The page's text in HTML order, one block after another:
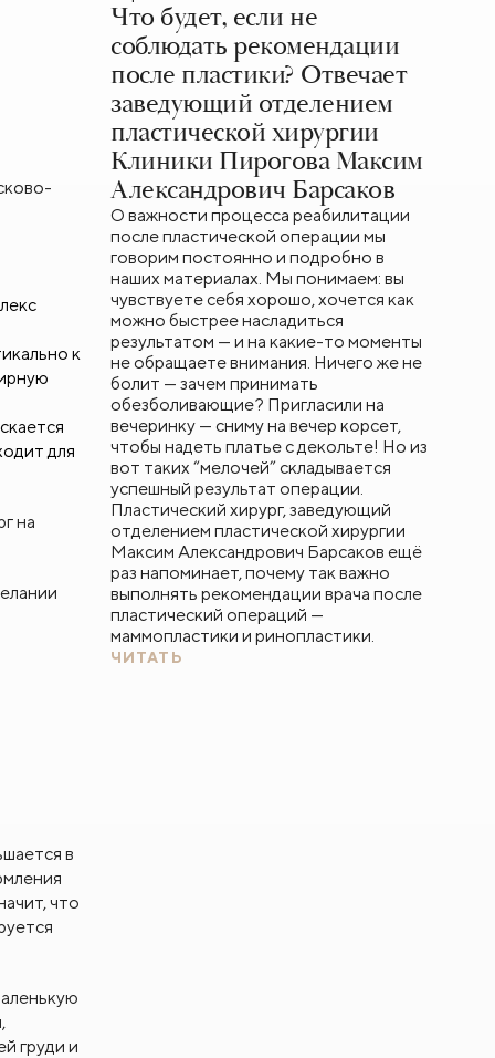
к
для
на
в
что
груди и
Что будет, если не
соблюдать рекомендации
после пластики? Отвечает
заведующий отделением
пластической хирургии
Клиники Пирогова Максим
Александрович Барсаков
О важности процесса реабилитации
после пластической операции мы
говорим постоянно и подробно в
наших материалах. Мы понимаем: вы
чувствуете себя хорошо, хочется как
можно быстрее насладиться
результатом — и на какие-то моменты
не обращаете внимания. Ничего же не
болит — зачем принимать
обезболивающие? Пригласили на
вечеринку — сниму на вечер корсет,
чтобы надеть платье с декольте! Но из
вот таких “мелочей” складывается
успешный результат операции.
Пластический хирург, заведующий
отделением пластической хирургии
Максим Александрович Барсаков ещё
раз напоминает, почему так важно
выполнять рекомендации врача после
пластический операций —
маммопластики и ринопластики.
ЧИТАТЬ